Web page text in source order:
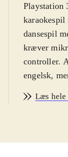
Playstation
karaokespil
dansespil
kræver
controller.
engelsk,
er 12 pga.
rimeligt
Læs